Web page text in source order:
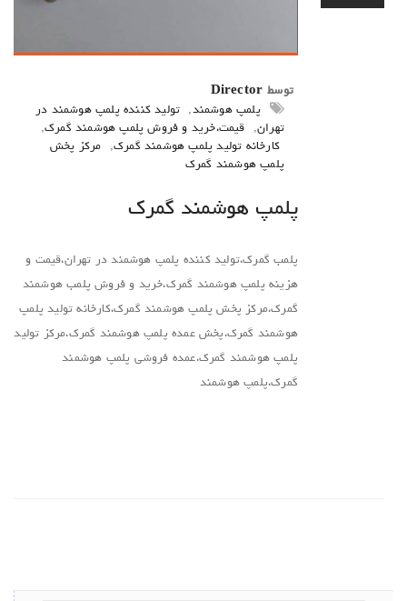
توسط Director
پلمپ هوشمند,
تولید کننده پلمپ هوشمند در
تهران, قیمت،خرید و فروش پلمپ هوشمند گمرک,
کارخانه تولید پلمپ هوشمند گمرک,
مرکز پخش
پلمپ هوشمند گمرک
پلمپ هوشمند گمرک
پلمب گمرک،تولید کننده پلمپ هوشمند در تهران،قیمت و
هزینه پلمپ هوشمند گمرک،خرید و فروش پلمب هوشمند
گمرک،مرکز پخش پلمپ هوشمند گمرک،کارخانه تولید پلمپ
هوشمند گمرک،پخش عمده پلمپ هوشمند گمرک،مرکز تولید
پلمپ هوشمند گمرک،عمده فروشی پلمپ هوشمند
گمرک،پلمپ هوشمند